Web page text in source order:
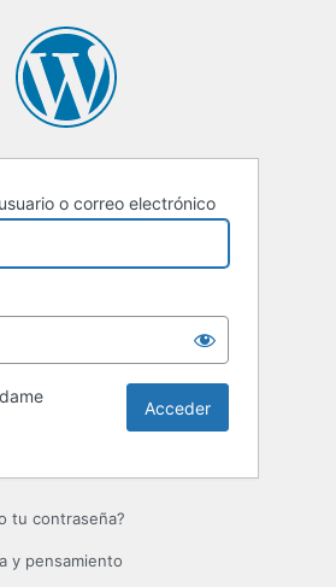
o correo electrónico
tu contraseña?
y pensamiento